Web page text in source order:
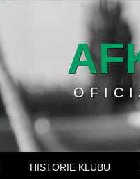
HISTORIE KLUBU